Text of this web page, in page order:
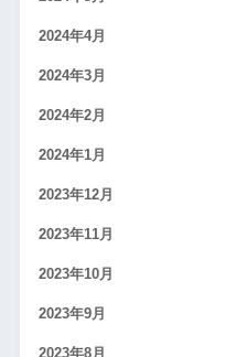
2024年4月
2024年3月
2024年2月
2024年1月
2023年12月
2023年11月
2023年10月
2023年9月
2023年8月